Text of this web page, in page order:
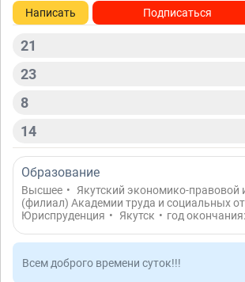
Написать Подписаться
21
23
8
14
Образование
Высшее •
Якутский экономико-правовой
(филиал) Академии труда и социальных
Юриспруденция • Якутск • год
Всем доброго времени суток!!!